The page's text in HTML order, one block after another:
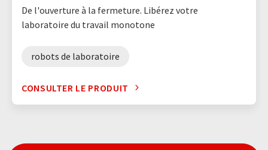
De l'ouverture à la fermeture. Libérez votre
laboratoire du travail monotone
robots de laboratoire
CONSULTER LE PRODUIT